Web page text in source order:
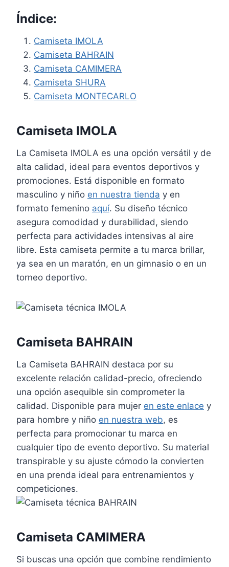
Índice:
Camiseta IMOLA
Camiseta BAHRAIN
Camiseta CAMIMERA
Camiseta SHURA
Camiseta MONTECARLO
Camiseta IMOLA
La Camiseta IMOLA es una opción versátil y de
alta calidad, ideal para eventos deportivos y
promociones. Está disponible en formato
masculino y niño en nuestra tienda y en
formato femenino aquí. Su diseño técnico
asegura comodidad y durabilidad, siendo
perfecta para actividades intensivas al aire
libre. Esta camiseta permite a tu marca brillar,
ya sea en un maratón, en un gimnasio o en un
torneo deportivo.
Camiseta BAHRAIN
La Camiseta BAHRAIN destaca por su
excelente relación calidad-precio, ofreciendo
una opción asequible sin comprometer la
calidad. Disponible para mujer en este enlace y
para hombre y niño en nuestra web, es
perfecta para promocionar tu marca en
cualquier tipo de evento deportivo. Su material
transpirable y su ajuste cómodo la convierten
en una prenda ideal para entrenamientos y
competiciones.
Camiseta CAMIMERA
Si buscas una opción que combine rendimiento